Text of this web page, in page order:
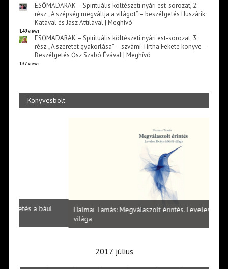
ESŐMADARAK – Spirituális költészeti nyári est-sorozat, 2.
rész: „A szépség megváltja a világot” – beszélgetés Huszárik
Katával és Jász Attilával | Meghívó
149 views
ESŐMADARAK – Spirituális költészeti nyári est-sorozat, 3.
rész: „A szeretet gyakorlása” – szvámí Tírtha Fekete könyve –
Beszélgetés Ősz Szabó Évával | Meghívó
137 views
Könyvesbolt
Halmai Tamás: Megválaszolt érintés. Leveles Ibolya költői
2017. július